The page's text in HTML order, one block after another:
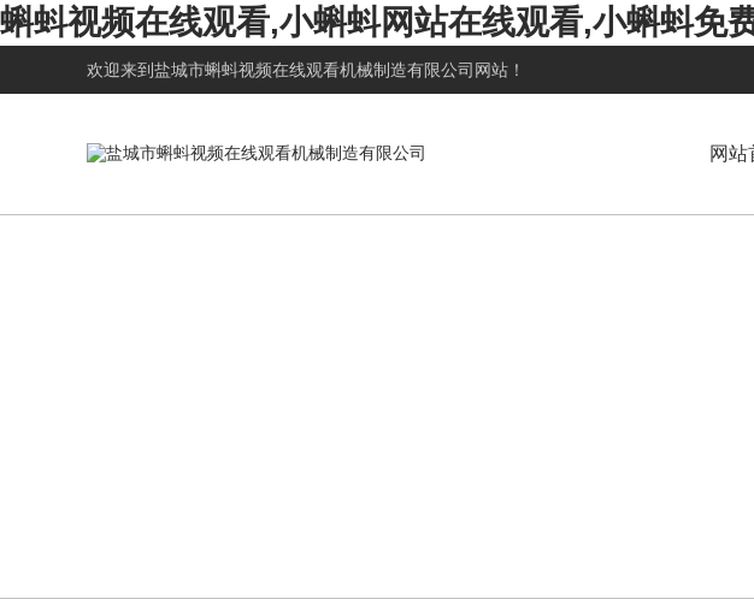
蝌蚪视频在线观看,小蝌蚪网站在线观看,小蝌蚪免
欢迎来到 盐城市蝌蚪视频在线观看机械制造有限公司 网站！
网站